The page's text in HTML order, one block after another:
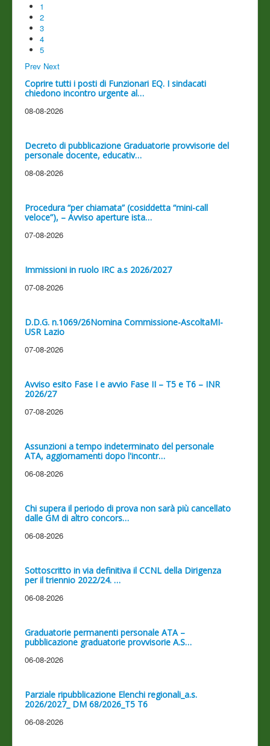
1
2
3
4
5
Prev Next
Coprire tutti i posti di Funzionari EQ. I sindacati
chiedono incontro urgente al…
08-08-2026
Decreto di pubblicazione Graduatorie provvisorie del
personale docente, educativ…
08-08-2026
Procedura “per chiamata” (cosiddetta “mini-call
veloce”), – Avviso aperture ista…
07-08-2026
Immissioni in ruolo IRC a.s 2026/2027
07-08-2026
D.D.G. n.1069/26Nomina Commissione-AscoltaMI-
USR Lazio
07-08-2026
Avviso esito Fase I e avvio Fase II – T5 e T6 – INR
2026/27
07-08-2026
Assunzioni a tempo indeterminato del personale
ATA, aggiornamenti dopo l'incontr…
06-08-2026
Chi supera il periodo di prova non sarà più cancellato
dalle GM di altro concors…
06-08-2026
Sottoscritto in via definitiva il CCNL della Dirigenza
per il triennio 2022/24. …
06-08-2026
Graduatorie permanenti personale ATA –
pubblicazione graduatorie provvisorie A.S…
06-08-2026
Parziale ripubblicazione Elenchi regionali_a.s.
2026/2027_ DM 68/2026_T5 T6
06-08-2026